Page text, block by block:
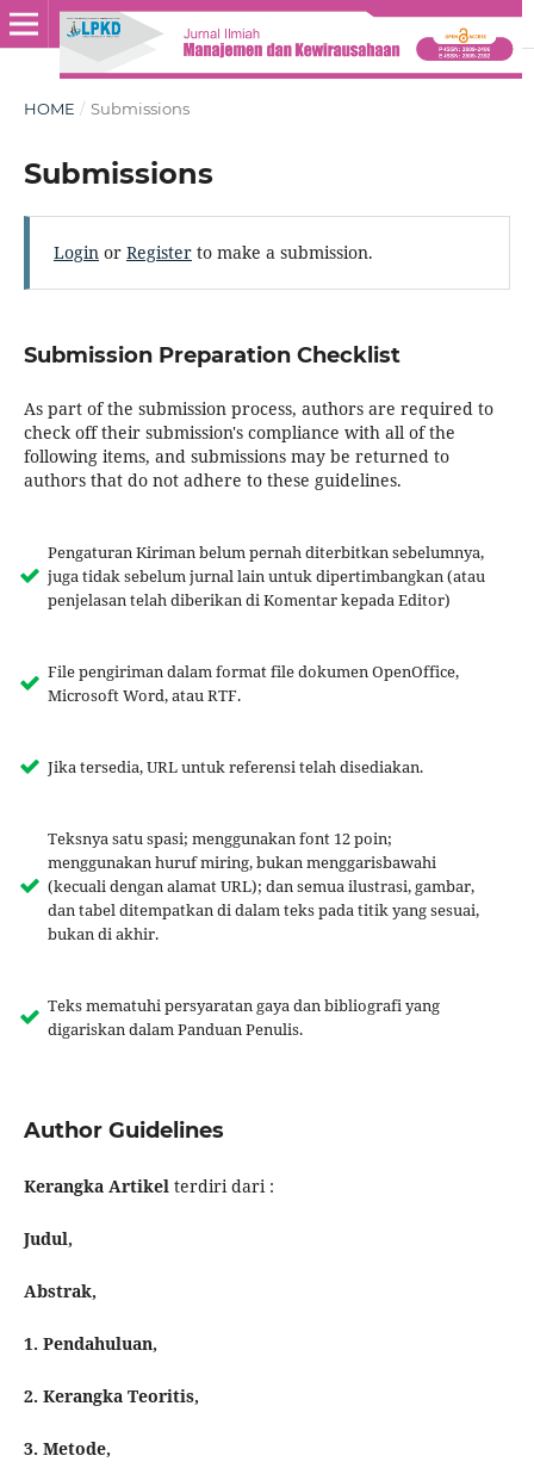
HOME / Submissions
Submissions
Loginor Registerto make a submission.
Submission Preparation Checklist
As part of the submission process, authors are required to
check off their submission's compliance with all of the
following items, and submissions may be returned to
authors that do not adhere to these guidelines.
Pengaturan Kiriman belum pernah diterbitkan sebelumnya,
juga tidak sebelum jurnal lain untuk dipertimbangkan (atau
penjelasan telah diberikan di Komentar kepada Editor)
File pengiriman dalam format file dokumen OpenOffice,
Microsoft Word, atau RTF.
Jika tersedia, URL untuk referensi telah disediakan.
Teksnya satu spasi; menggunakan font 12 poin;
menggunakan huruf miring, bukan menggarisbawahi
(kecuali dengan alamat URL); dan semua ilustrasi, gambar,
dan tabel ditempatkan di dalam teks pada titik yang sesuai,
bukan di akhir.
Teks mematuhi persyaratan gaya dan bibliografi yang
digariskan dalam Panduan Penulis.
Author Guidelines
Kerangka Artikel terdiri dari :
Judul,
Abstrak,
1. Pendahuluan,
2. Kerangka Teoritis,
3. Metode,